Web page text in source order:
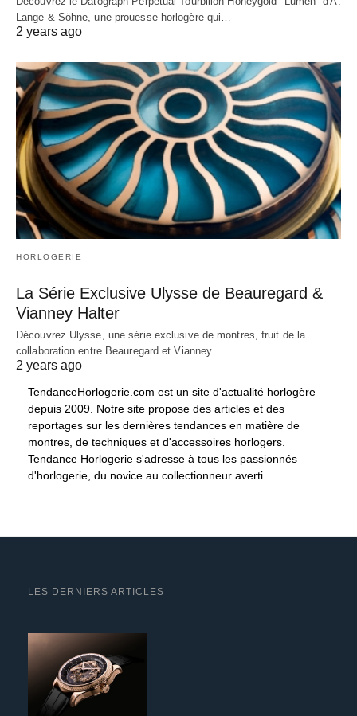
Lange & Söhne, une prouesse horlogère qui…
2 years ago
HORLOGERIE
La Série Exclusive Ulysse de Beauregard &
Vianney Halter
Découvrez Ulysse, une série exclusive de montres, fruit de la
collaboration entre Beauregard et Vianney…
2 years ago
TendanceHorlogerie.com est un site d'actualité horlogère
depuis 2009. Notre site propose des articles et des
reportages sur les dernières tendances en matière de
montres, de techniques et d'accessoires horlogers.
Tendance Horlogerie s'adresse à tous les passionnés
d'horlogerie, du novice au collectionneur averti.
LES DERNIERS ARTICLES